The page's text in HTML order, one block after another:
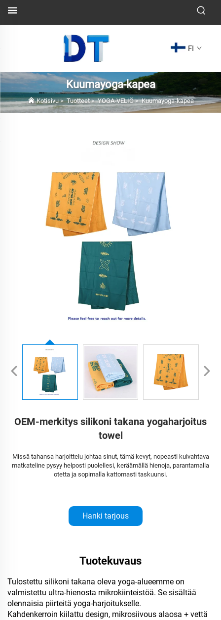
FI
Kuumayoga-kapea
Kotisivu>Tuotteet>YOGA-VELIÖ>Kuumayoga-kapea
OEM-merkitys silikoni takana yogaharjoitus
towel
Missä tahansa harjoittelu johtaa sinut, tämä kevyt, nopeasti kuivahtava
matkateline pysyy helposti puolellesi, keräämällä hienoja, parantamalla
otetta ja sopimalla kattomasti taskuunsi.
Hanki tarjous
Tuotekuvaus
Tulostettu silikoni takana oleva yoga-alueemme on
valmistettu ultra-hienosta mikrokiinteistöä. Se sisältää
olennaisia piirteitä yoga-harjoitukselle.
Kahdenkerroin kiilattu design, mikrosiivous alaosa + vettä